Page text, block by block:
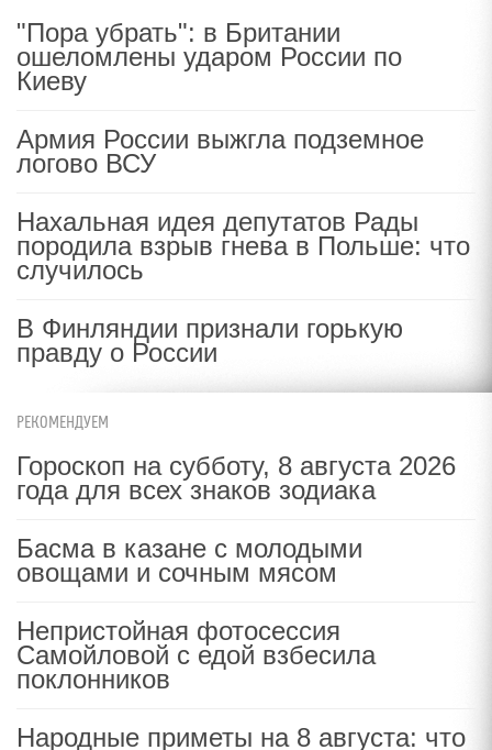
"Пора убрать": в Британии
ошеломлены ударом России по
Киеву
Армия России выжгла подземное
логово ВСУ
Нахальная идея депутатов Рады
породила взрыв гнева в Польше: что
случилось
В Финляндии признали горькую
правду о России
РЕКОМЕНДУЕМ
Гороскоп на субботу, 8 августа 2026
года для всех знаков зодиака
Басма в казане с молодыми
овощами и сочным мясом
Непристойная фотосессия
Самойловой с едой взбесила
поклонников
Народные приметы на 8 августа: что